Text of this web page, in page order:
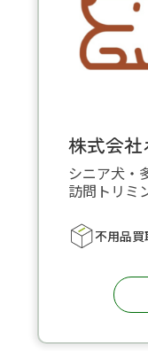
株式会社
シニア犬・
訪問トリミ
不用品